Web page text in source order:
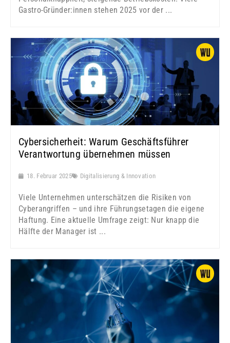
Gastro-Gründer:innen stehen 2025 vor der ...
Cybersicherheit: Warum Geschäftsführer
Verantwortung übernehmen müssen
18. Februar 2025 Digitalisierung & Innovation
Viele Unternehmen unterschätzen die Risiken von
Cyberangriffen – und ihre Führungsetagen die eigene
Haftung. Eine aktuelle Umfrage zeigt: Nur knapp die
Hälfte der Manager ist ...